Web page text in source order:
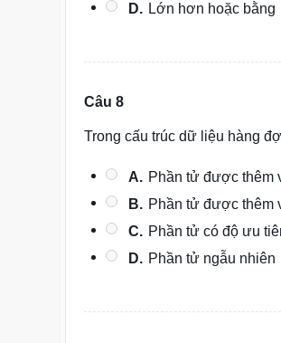
D. Lớn hơn hoặc bằng
Câu 8
Trong cấu trúc dữ liệu hàng
A. Phần tử được thêm
B. Phần tử được thêm
C. Phần tử có độ ưu
D. Phần tử ngẫu nhiên